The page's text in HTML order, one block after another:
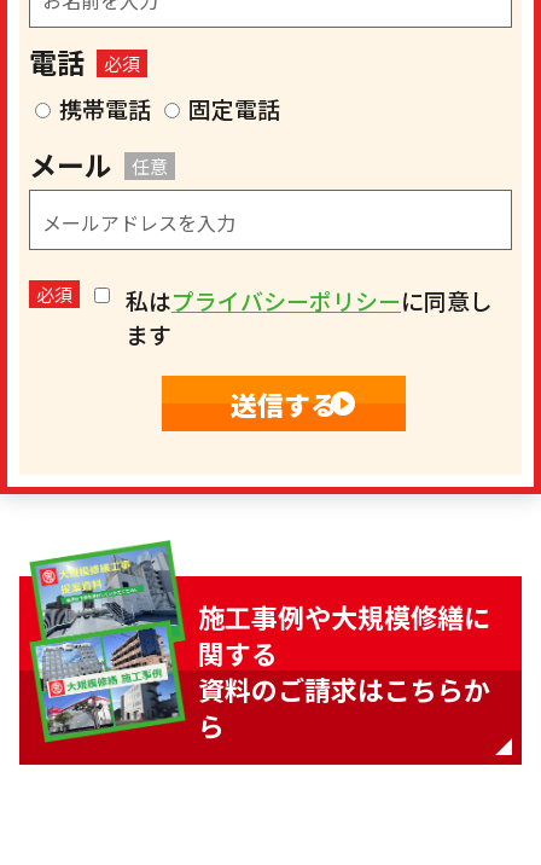
電話 必須
携帯電話 固定電話
メール 任意
必須 私はプライバシーポリシーに同意し
ます
施工事例や大規模修繕に
関する
資料のご請求はこちらか
ら